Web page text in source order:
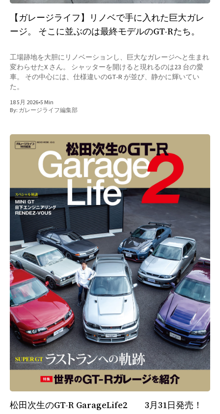
【ガレージライフ】リノベで手に入れた巨大ガレ
ージ。 そこに並ぶのは最終モデルのGT-Rたち。
工場跡地を大胆にリノベーションし、巨大なガレージへと生まれ
変わらせたX さん。 シャッターを開けると現れるのは23 台の愛
車。 その中心には、仕様違いのGT-R が並び、静かに輝いてい
た。
18 5月 2026•5 Min
By: ガレージライフ編集部
松田次生のGT-R GarageLife2 3月31日発売！